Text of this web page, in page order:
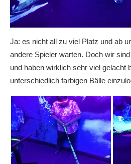
Ja: es nicht all zu viel Platz und ab
andere Spieler warten. Doch wir
und haben wirklich sehr viel gelacht
unterschiedlich farbigen Bälle